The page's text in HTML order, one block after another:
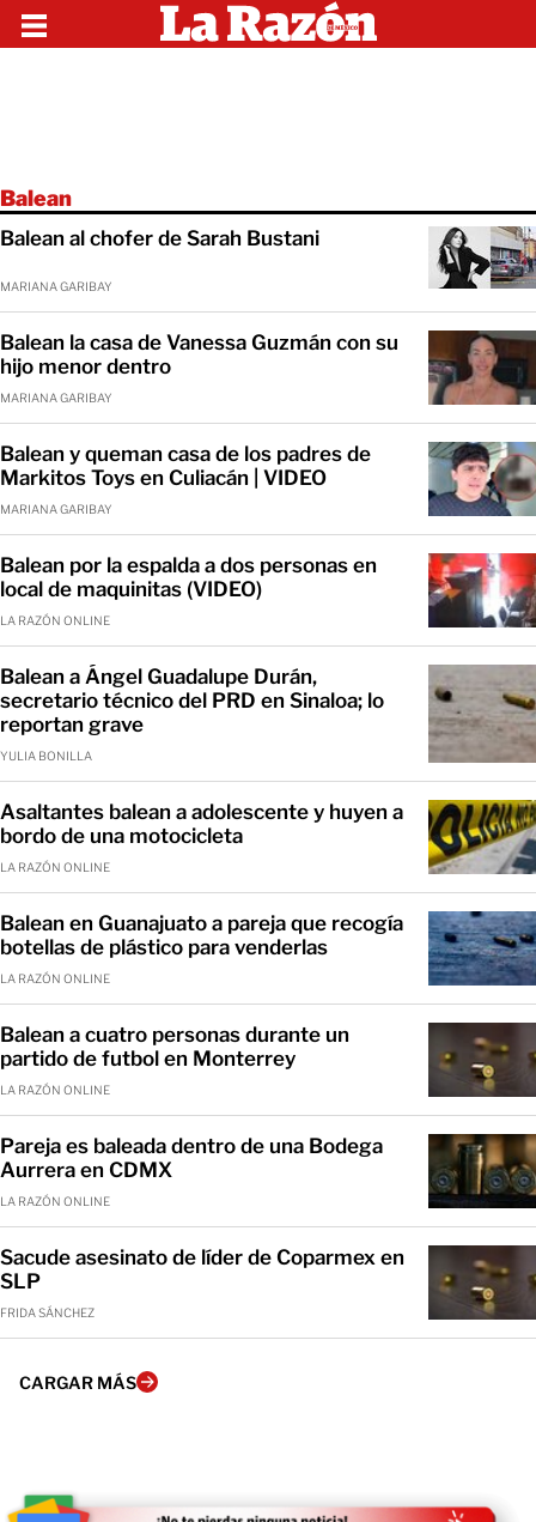
Balean
Balean al chofer de Sarah Bustani
MARIANA GARIBAY
Balean la casa de Vanessa Guzmán con su
hijo menor dentro
MARIANA GARIBAY
Balean y queman casa de los padres de
Markitos Toys en Culiacán | VIDEO
MARIANA GARIBAY
Balean por la espalda a dos personas en
local de maquinitas (VIDEO)
LA RAZÓN ONLINE
Balean a Ángel Guadalupe Durán,
secretario técnico del PRD en Sinaloa; lo
reportan grave
YULIA BONILLA
Asaltantes balean a adolescente y huyen a
bordo de una motocicleta
LA RAZÓN ONLINE
Balean en Guanajuato a pareja que recogía
botellas de plástico para venderlas
LA RAZÓN ONLINE
Balean a cuatro personas durante un
partido de futbol en Monterrey
LA RAZÓN ONLINE
Pareja es baleada dentro de una Bodega
Aurrera en CDMX
LA RAZÓN ONLINE
Sacude asesinato de líder de Coparmex en
SLP
FRIDA SÁNCHEZ
CARGAR MÁS